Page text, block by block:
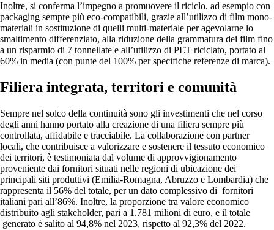
Inoltre, si conferma l’impegno a promuovere il riciclo, ad esempio con
packaging sempre più eco-compatibili, grazie all’utilizzo di film mono-
materiali in sostituzione di quelli multi-materiale per agevolarne lo
smaltimento differenziato, alla riduzione della grammatura dei film fino
a un risparmio di 7 tonnellate e all’utilizzo di PET riciclato, portato al
60% in media (con punte del 100% per specifiche referenze di marca).
Filiera integrata, territori e comunità
Sempre nel solco della continuità sono gli investimenti che nel corso
degli anni hanno portato alla creazione di una filiera sempre più
controllata, affidabile e tracciabile. La collaborazione con partner
locali, che contribuisce a valorizzare e sostenere il tessuto economico
dei territori, è testimoniata dal volume di approvvigionamento
proveniente dai fornitori situati nelle regioni di ubicazione dei
principali siti produttivi (Emilia-Romagna, Abruzzo e Lombardia) che
rappresenta il 56% del totale, per un dato complessivo di fornitori
italiani pari all’86%. Inoltre, la proporzione tra valore economico
distribuito agli stakeholder, pari a 1.781 milioni di euro, e il totale
generato è salito al 94,8% nel 2023, rispetto al 92,3% del 2022.